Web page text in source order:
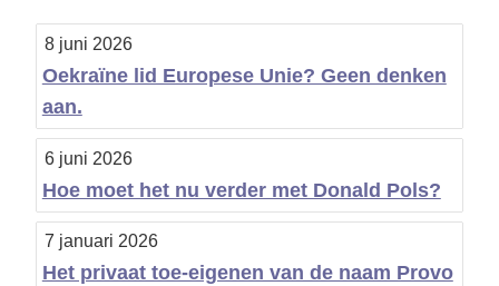
a
Oekraïne lid Europese Unie? Geen denken
aan.
8 juni 2026
Hoe moet het nu verder met Donald Pols?
6 juni 2026
Het privaat toe-eigenen van de naam Provo
7 januari 2026